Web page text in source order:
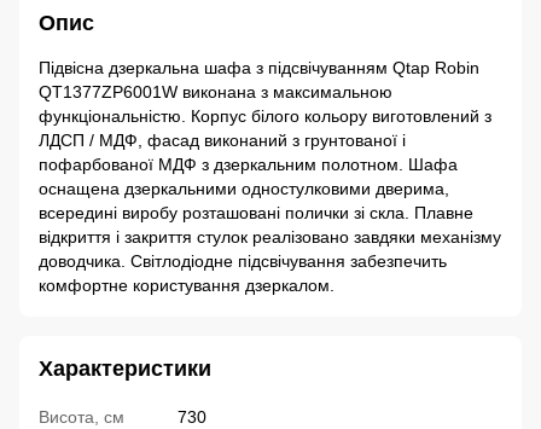
Опис
Підвісна дзеркальна шафа з підсвічуванням Qtap Robin
QT1377ZP6001W виконана з максимальною
функціональністю. Корпус білого кольору виготовлений з
ЛДСП / МДФ, фасад виконаний з грунтованої і
пофарбованої МДФ з дзеркальним полотном. Шафа
оснащена дзеркальними одностулковими дверима,
всередині виробу розташовані полички зі скла. Плавне
відкриття і закриття стулок реалізовано завдяки механізму
доводчика. Світлодіодне підсвічування забезпечить
комфортне користування дзеркалом.
Характеристики
Висота, см
730